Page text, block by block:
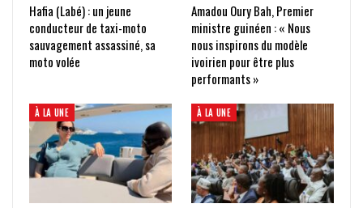
Hafia (Labé) : un jeune
conducteur de taxi-moto
sauvagement assassiné, sa
moto volée
Amadou Oury Bah, Premier
ministre guinéen : « Nous
nous inspirons du modèle
ivoirien pour être plus
performants »
À LA UNE À LA UNE